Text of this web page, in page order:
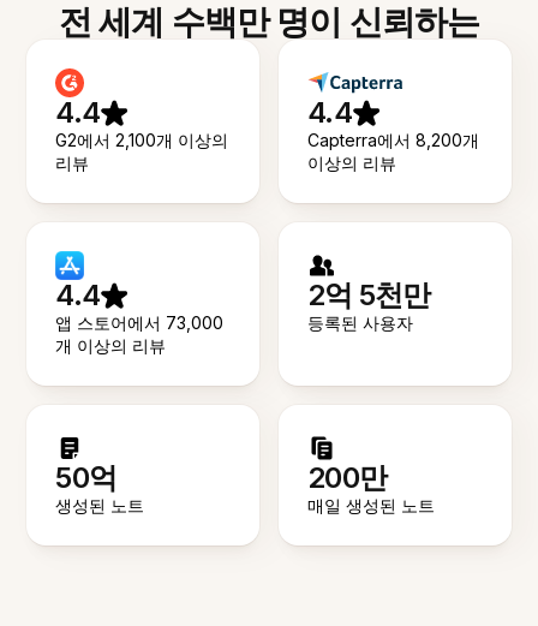
전 세계 수백만 명이 신뢰하는
4.4
G2에서 2,100개 이상의
리뷰
4.4
Capterra에서 8,200개
이상의 리뷰
4.4
앱 스토어에서 73,000
개 이상의 리뷰
2억 5천만
등록된 사용자
50억
생성된 노트
200만
매일 생성된 노트